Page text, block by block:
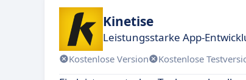
Kinetise
Leistungsstarke App-
Kostenlose Version Kostenlose